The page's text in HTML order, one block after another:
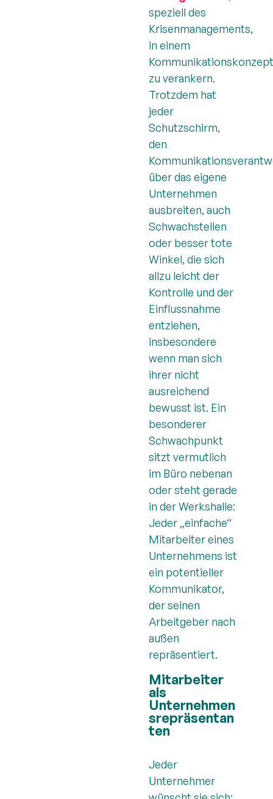
speziell des
Krisenmanagements,
in einem
Kommunikationskonzept
zu verankern.
Trotzdem hat
jeder
Schutzschirm,
den
über das eigene
Unternehmen
ausbreiten, auch
Schwachstellen
oder besser tote
Winkel, die sich
allzu leicht der
Kontrolle und der
Einflussnahme
entziehen,
insbesondere
wenn man sich
ihrer nicht
ausreichend
bewusst ist. Ein
besonderer
Schwachpunkt
sitzt vermutlich
im Büro nebenan
oder steht gerade
in der Werkshalle:
Jeder „einfache“
Mitarbeiter eines
Unternehmens ist
ein potentieller
Kommunikator,
der seinen
Arbeitgeber nach
außen
repräsentiert.
Mitarbeiter
als
Unternehmen
srepräsentan
ten
Jeder
Unternehmer